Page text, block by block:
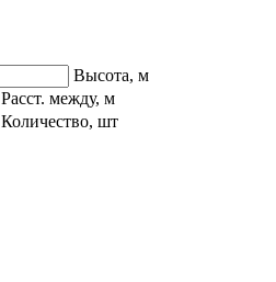
Высота, м
Расст. между, м
Количество, шт